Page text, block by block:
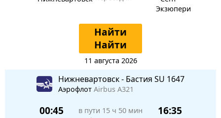
Экзюпери
Найти
Найти
11 августа 2026
Нижневартовск - Бастия SU 1647
Аэрофлот Airbus A321
00:45 в пути 15 ч 50 мин
16:35